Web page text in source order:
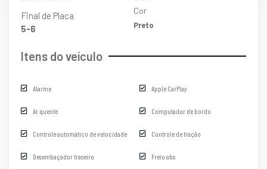
Final de Placa
5-6
Cor
Preto
Itens do veículo
Alarme Apple CarPlay
Ar quente Computador de bordo
Controle automático de velocidade Controle de tração
Desembaçador traseiro Freio abs